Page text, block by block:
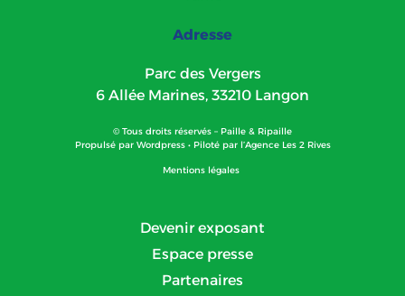
Adresse
Parc des Vergers
6 Allée Marines, 33210 Langon
© Tous droits réservés – Paille & Ripaille
Propulsé par Wordpress• Piloté par l’Agence Les 2 Rives
Mentions légales
Devenir exposant
Espace presse
Partenaires